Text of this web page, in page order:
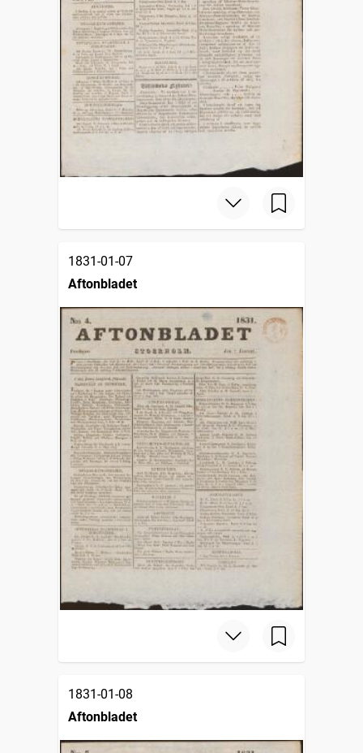
1831-01-07
Aftonbladet
1831-01-08
Aftonbladet